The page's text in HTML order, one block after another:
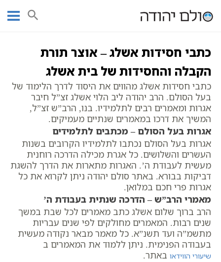
עמוד ראשי אוצר הכתבים
כתבי חסידות אשלג
מאמרים שם האומה השפה והארץ
כתבי חסידות אשלג – אוצר תורת
הקבלה והחסידות של בית אשלג
כתבי חסידות אשלג מהווים את היסוד לדרך הלימוד של
בעל הסולם. הרב יהודה ליב הלוי אשלג זצ”ל חיבר
אגרות ומאמרים רבים לתלמידיו. בנו, הרב”ש זצ”ל,
המשיך את דרכו במאמרים שנתיים מעמיקים.
אגרות בעל הסולם – מכתבים לתלמידים
אגרות בעל הסולם נכתבו לתלמידיו הקרובים בשנות
העשרים והשלושים. כל אגרת מכילה הדרכה רוחנית
מעשית לעבודת ה’. האגרות מתארות את הדרך להשגת
דביקות בבורא. באתר סולם יהודה ניתן לקרוא את כל
אגרות פרי חכם במלואן.
מאמרי הרב”ש – הדרכה שנתית בעבודת ה’
הרב ברוך שלום אשלג כתב מאמרים לכל שבת במשך
שנים רבות. המאמרים מחולקים לפי שנים עבריות
מתשמ”ה ועד תשנ”א. כל מאמר מבאר נקודה מעשית
בעבודה הפנימית. ניתן ללמוד את המאמרים ב
שיעורי הווידאו באתר.